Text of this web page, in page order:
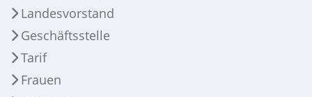
Landesvorstand
Geschäftsstelle
Tarif
Frauen